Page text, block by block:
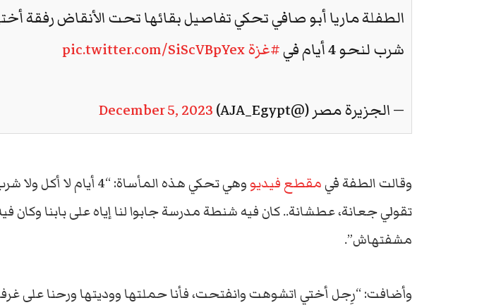
الطفلة ماريا أبو صافي تحكي تفاصيل بقائها تحت الأنقاض رفقة
شرب لنحو 4 أيام في
#غزةpic.twitter.com/SiScVBpYex
— الجزيرة مصر (@AJA_Egypt) December 5, 2023
وقالت الطفة فيمقطع فيديو
وهي تحكي هذه المأساة: “4
تقولي جعانة، عطشانة.. كان فيه شنطة مدرسة جابوا لنا إياه على بابنا وكان
مشفتهاش”.
وأضافت: “رِجل أختي اتشوهت وانفتحت، فأنا حملتها ووديتها ورحنا على